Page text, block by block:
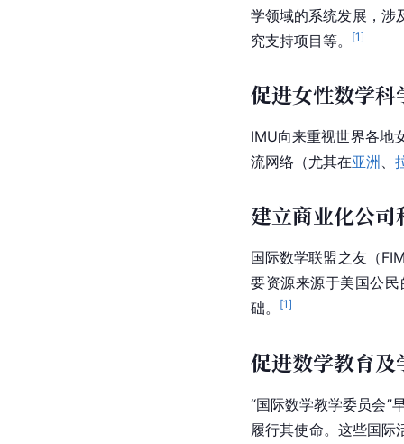
学领域的系统发展，涉
究支持项目等。
[1]
促进女性数学
IMU向来重视世界各地
流网络（尤其在亚洲 、
建立商业化公
国际数学联盟之友（
要资源来源于美国公
础。
[1]
促进数学教育及
“国际数学教学委员会”
履行其使命。这些国际